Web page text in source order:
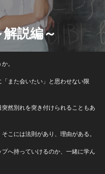
説編～
。
また会いたい」と思わせない限
然別れを突き付けられることもあ
こには法則があり、理由がある。
へ持っていけるのか、一緒に学ん